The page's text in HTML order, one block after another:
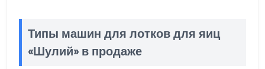
Типы машин для лотков для яиц
«Шулий» в продаже